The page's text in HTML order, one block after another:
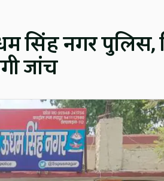
सिंह नगर पुलिस,
जांच